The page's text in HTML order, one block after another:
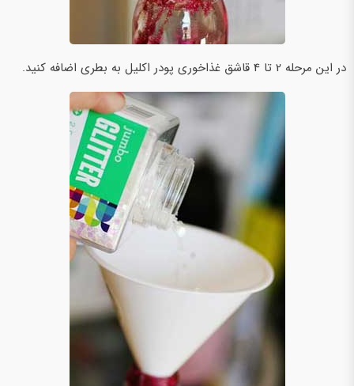
در این مرحله 2 تا 4 قاشق غذاخوری پودر اکلیل به بطری اضافه کنید.